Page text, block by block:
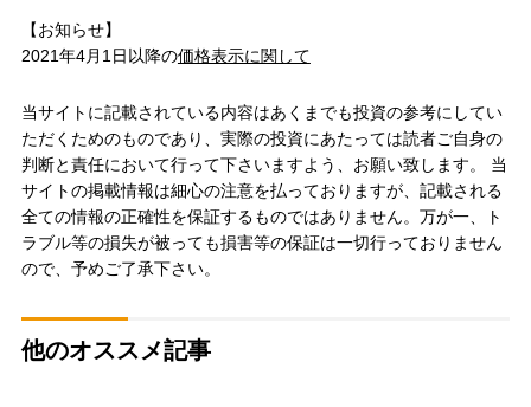
【お知らせ】
2021年4月1日以降の価格表示に関して
当サイトに記載されている内容はあくまでも投資の参考にしてい
ただくためのものであり、実際の投資にあたっては読者ご自身の
判断と責任において行って下さいますよう、お願い致します。 当
サイトの掲載情報は細心の注意を払っておりますが、記載される
全ての情報の正確性を保証するものではありません。万が一、ト
ラブル等の損失が被っても損害等の保証は一切行っておりません
ので、予めご了承下さい。
他のオススメ記事